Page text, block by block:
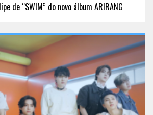
de “SWIM” do novo álbum ARIRANG